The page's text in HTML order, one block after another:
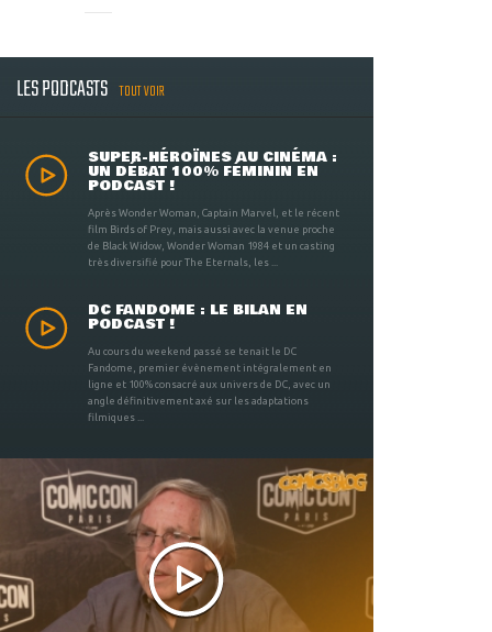
LES PODCASTS TOUT VOIR
SUPER-HÉROÏNES AU CINÉMA :
UN DÉBAT 100% FÉMININ EN
PODCAST !
Après Wonder Woman, Captain Marvel, et le récent
film Birds of Prey, mais aussi avec la venue proche
de Black Widow, Wonder Woman 1984 et un casting
très diversifié pour The Eternals, les ...
DC FANDOME : LE BILAN EN
PODCAST !
Au cours du weekend passé se tenait le DC
Fandome, premier évènement intégralement en
ligne et 100% consacré aux univers de DC, avec un
angle définitivement axé sur les adaptations
filmiques ...